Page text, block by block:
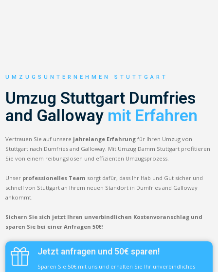
UMZUGSUNTERNEHMEN STUTTGART
Umzug Stuttgart Dumfries
and Galloway mit Erfahren
Vertrauen Sie auf unsere jahrelange Erfahrung für Ihren Umzug von
Stuttgart nach Dumfries and Galloway. Mit Umzug Damm Stuttgart profitieren
Sie von einem reibungslosen und effizienten Umzugsprozess.
Unser professionelles Team sorgt dafür, dass Ihr Hab und Gut sicher und
schnell von Stuttgart an Ihrem neuen Standort in Dumfries and Galloway
ankommt.
Sichern Sie sich jetzt Ihren unverbindlichen Kostenvoranschlag und
sparen Sie bei einer Anfragen 50€!
Jetzt anfragen und 50€ sparen!
Sparen Sie 50€ mit uns und erhalten Sie Ihr unverbindliches